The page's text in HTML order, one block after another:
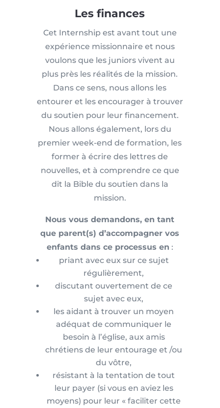
Les finances
Cet Internship est avant tout une
expérience missionnaire et nous
voulons que les juniors vivent au
plus près les réalités de la mission.
Dans ce sens, nous allons les
entourer et les encourager à trouver
du soutien pour leur financement.
Nous allons également, lors du
premier week-end de formation, les
former à écrire des lettres de
nouvelles, et à comprendre ce que
dit la Bible du soutien dans la
mission.
Nous vous demandons, en tant
que parent(s) d’accompagner vos
enfants dans ce processus en :
priant avec eux sur ce sujet
régulièrement,
discutant ouvertement de ce
sujet avec eux,
les aidant à trouver un moyen
adéquat de communiquer le
besoin à l’église, aux amis
chrétiens de leur entourage et /ou
du vôtre,
résistant à la tentation de tout
leur payer (si vous en aviez les
moyens) pour leur « faciliter cette